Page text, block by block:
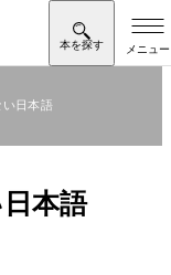
日本語
本語